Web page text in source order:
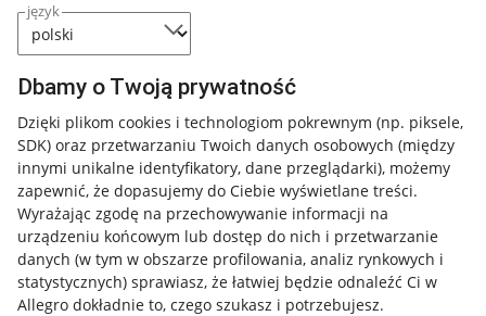
język
Dbamy o Twoją prywatność
Dzięki plikom cookies i technologiom pokrewnym (np. piksele,
SDK) oraz przetwarzaniu Twoich danych osobowych (między
innymi unikalne identyfikatory, dane przeglądarki), możemy
zapewnić, że dopasujemy do Ciebie wyświetlane treści.
Wyrażając zgodę na przechowywanie informacji na
urządzeniu końcowym lub dostęp do nich i przetwarzanie
danych (w tym w obszarze profilowania, analiz rynkowych i
statystycznych) sprawiasz, że łatwiej będzie odnaleźć Ci w
Allegro dokładnie to, czego szukasz i potrzebujesz.